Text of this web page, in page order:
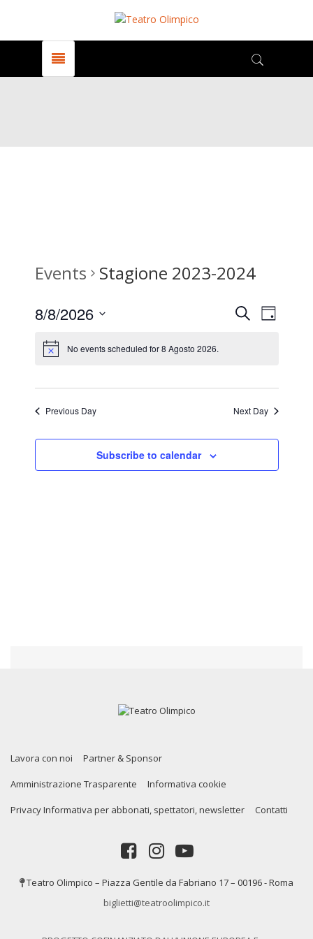
Events Stagione 2023-2024
Events
and
Views
Search
Giorno
8/8/2026
date.
No events scheduled for 8 Agosto 2026.
Previous Day Next Day
Subscribe to calendar
Lavora con noi Partner & Sponsor
Amministrazione Trasparente Informativa cookie
Privacy Informativa per abbonati, spettatori, newsletter Contatti
Teatro Olimpico – Piazza Gentile da Fabriano 17 – 00196 - Roma
biglietti@teatroolimpico.it